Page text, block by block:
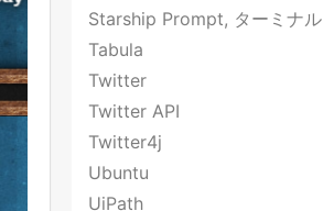
Starship Prompt, ターミナル
Tabula
Twitter
Twitter API
Twitter4j
Ubuntu
UiPath